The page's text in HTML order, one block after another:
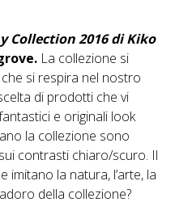
Collection 2016 di Kiko
La collezione si
si respira nel nostro
di prodotti che vi
e originali look
la collezione sono
contrasti chiaro/scuro. Il
imitano la natura, l’arte, la
della collezione?